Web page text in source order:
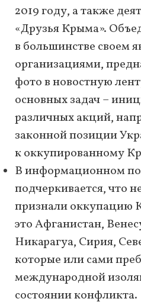
2019 году, а также
«Друзья Крыма».
в большинстве своем
организациями,
фото в новостную
основных задач –
различных акций,
законной позиции
к оккупированному
В информационном
подчеркивается, что
признали оккупацию
это Афганистан,
Никарагуа, Сирия,
которые или сами
международной
состоянии конфликта.